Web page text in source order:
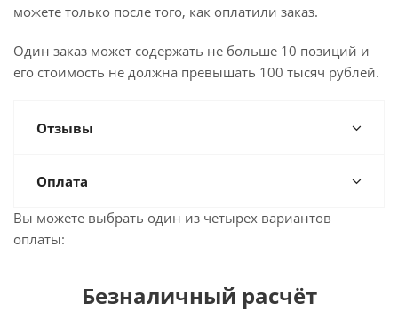
можете только после того, как оплатили заказ.
Один заказ может содержать не больше 10 позиций и
его стоимость не должна превышать 100 тысяч рублей.
Отзывы
Оплата
Вы можете выбрать один из четырех вариантов
оплаты:
Безналичный расчёт